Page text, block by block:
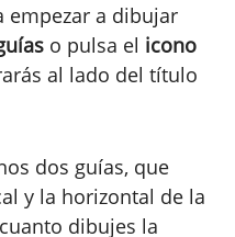
empezar a dibujar
o pulsa el icono
al lado del título
dos guías, que
y la horizontal de la
dibujes la